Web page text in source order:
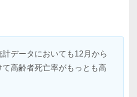
計データにおいても12月から
て高齢者死亡率がもっとも高